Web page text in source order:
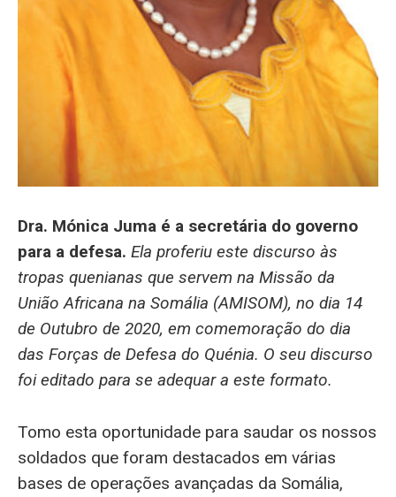
Dra. Mónica Juma é a secretária do governo
para a defesa. Ela proferiu este discurso às
tropas quenianas que servem na Missão da
União Africana na Somália (AMISOM), no dia 14
de Outubro de 2020, em comemoração do dia
das Forças de Defesa do Quénia. O seu discurso
foi editado para se adequar a este formato.
Tomo esta oportunidade para saudar os nossos
soldados que foram destacados em várias
bases de operações avançadas da Somália,